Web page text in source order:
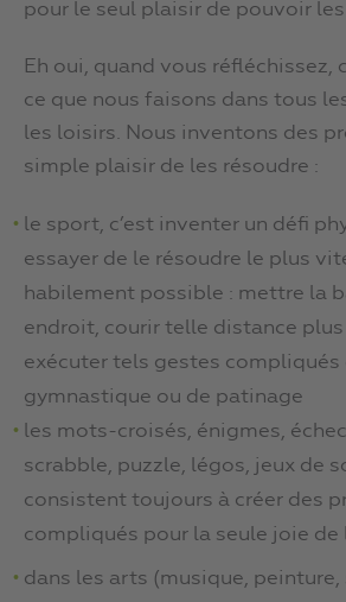
pour le seul plaisir de pouvoir
Eh oui, quand vous réfléchissez,
ce que nous faisons dans tous
les loisirs. Nous inventons des
simple plaisir de les résoudre :
le sport, c’est inventer un défi
essayer de le résoudre le plus
habilement possible : mettre la
endroit, courir telle distance
exécuter tels gestes compliqués
gymnastique ou de patinage
les mots-croisés, énigmes,
scrabble, puzzle, légos, jeux de
consistent toujours à créer des
compliqués pour la seule joie de
dans les arts (musique, peinture,